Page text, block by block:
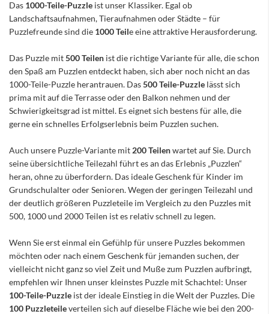
Das 1000-Teile-Puzzle ist unser Klassiker. Egal ob
Landschaftsaufnahmen, Tieraufnahmen oder Städte – für
Puzzlefreunde sind die 1000 Teile eine attraktive Herausforderung.
Das Puzzle mit500 Teilen ist die richtige Variante für alle, die schon
den Spaß am Puzzlen entdeckt haben, sich aber noch nicht an das
1000-Teile-Puzzle herantrauen. Das500 Teile-Puzzle lässt sich
prima mit auf die Terrasse oder den Balkon nehmen und der
Schwierigkeitsgrad ist mittel. Es eignet sich bestens für alle, die
gerne ein schnelles Erfolgserlebnis beim Puzzlen suchen.
Auch unsere Puzzle-Variante mit 200 Teilenwartet auf Sie. Durch
seine übersichtliche Teilezahl führt es an das Erlebnis „Puzzlen“
heran, ohne zu überfordern. Das ideale Geschenk für Kinder im
Grundschulalter oder Senioren. Wegen der geringen Teilezahl und
der deutlich größeren Puzzleteile im Vergleich zu den Puzzles mit
500, 1000 und 2000 Teilen ist es relativ schnell zu legen.
Wenn Sie erst einmal ein Gefühlp für unsere Puzzles bekommen
möchten oder nach einem Geschenk für jemanden suchen, der
vielleicht nicht ganz so viel Zeit und Muße zum Puzzlen aufbringt,
empfehlen wir Ihnen unser kleinstes Puzzle mit Schachtel: Unser
100-Teile-Puzzle ist der ideale Einstieg in die Welt der Puzzles. Die
100 Puzzleteileverteilen sich auf dieselbe Fläche wie bei den 200-